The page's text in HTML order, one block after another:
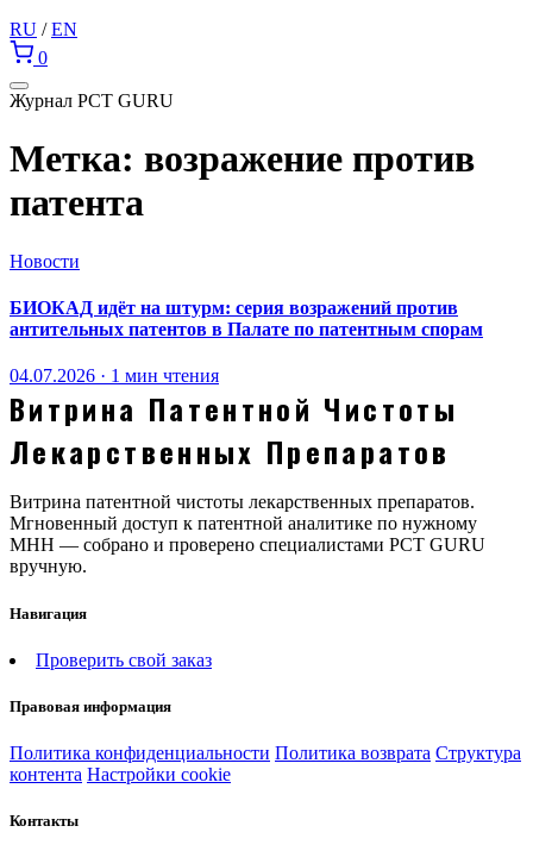
RU / EN
0
Журнал PCT GURU
Метка: возражение против
патента
Новости
БИОКАД идёт на штурм: серия возражений против
антительных патентов в Палате по патентным спорам
04.07.2026 · 1 мин чтения
Витрина Патентной Чистоты
Лекарственных Препаратов
Витрина патентной чистоты лекарственных препаратов.
Мгновенный доступ к патентной аналитике по нужному
МНН — собрано и проверено специалистами PCT GURU
вручную.
Навигация
Проверить свой заказ
Правовая информация
Политика конфиденциальности Политика возврата Структура
контента Настройки cookie
Контакты